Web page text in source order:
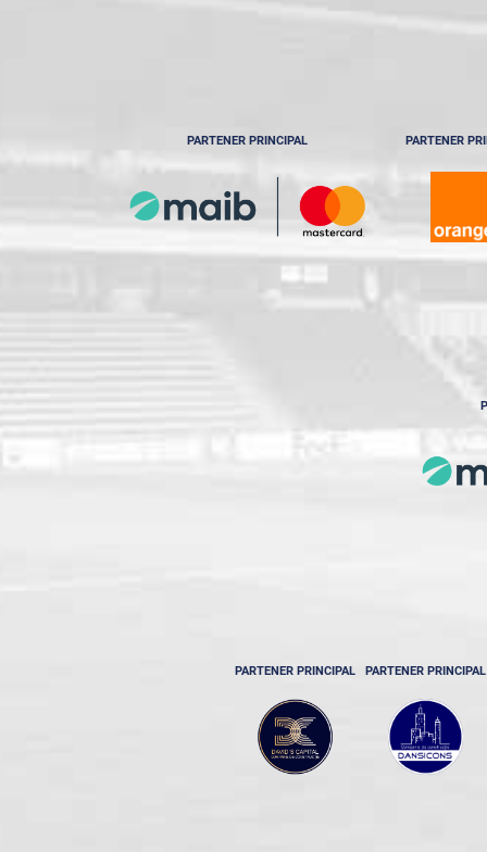
Etapa 13
Etapa 14
PARTENER PRINCIPAL PARTENER
PARTENER PRINCIPAL PARTENER PRINCIPAL